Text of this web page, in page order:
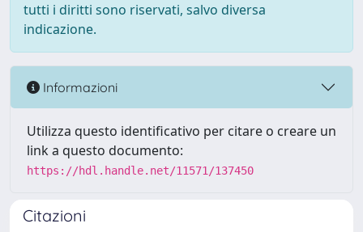
tutti i diritti sono riservati, salvo diversa
indicazione.
Informazioni
Utilizza questo identificativo per citare o creare un
link a questo documento:
https://hdl.handle.net/11571/137450
Citazioni